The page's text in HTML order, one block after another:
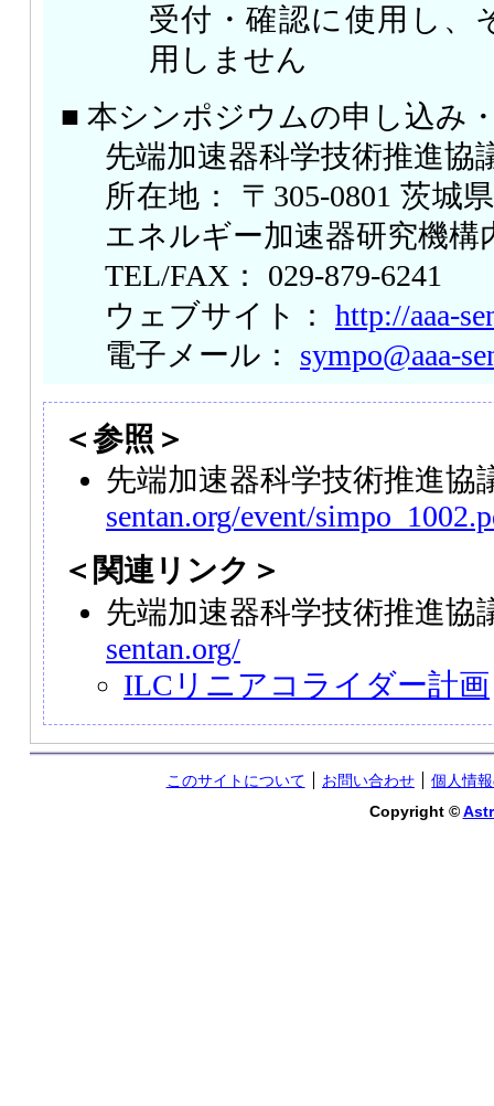
受付・確認に使用し、
用しません
■ 本シンポジウムの申し込み
先端加速器科学技術推進協
所在地： 〒305-0801 茨城
エネルギー加速器研究機構
TEL/FAX： 029-879-6241
ウェブサイト： http://aaa-
電子メール： sympo@aaa-
＜参照＞
先端加速器科学技術推進協
sentan.org/event/
＜関連リンク＞
先端加速器科学技術推進協
sentan.org/
ILCリニアコライダー計画
このサイトについて お問い合わせ
個人情
Copyright ©